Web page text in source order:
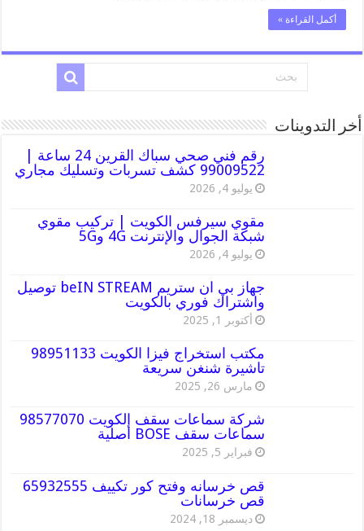
أكمل القراءة »
أخر التدوينات
رقم فني صحي سباك القرين 24 ساعة |
99009522 كشف تسربات وتسليك مجاري
يوليو 4, 2026
مقوي سيرفس الكويت | تركيب مقوي
شبكة الجوال والإنترنت 4G و5G
يوليو 4, 2026
جهاز بي ان ستريم beIN STREAM توصيل
واشتراك فوري بالكويت
أكتوبر 1, 2025
مكتب استخراج فيزا الكويت 98951133
تاشيرة شنغن سريعة
مارس 26, 2025
شركة سماعات سقف الكويت 98577070
سماعات سقف BOSE أصلية
فبراير 5, 2025
قص خرسانه وفتح كور تكييف 65932555
قص خرسانات
ديسمبر 18, 2024